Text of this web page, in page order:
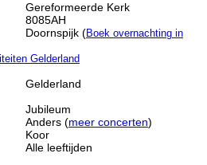
Gereformeerde Kerk
8085AH
Doornspijk (Boek overnachting in
Gelderland
Gelderland
Jubileum
Anders (meer concerten)
Koor
Alle leeftijden